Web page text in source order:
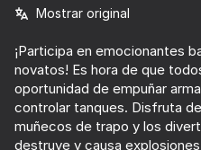
Labyrinth for Two
39
Whatcraft
52
Mostrar original
¡Participa en emocionantes
novatos! Es hora de que
oportunidad de empuñar
controlar tanques. Disfruta
muñecos de trapo y los
destruye y causa